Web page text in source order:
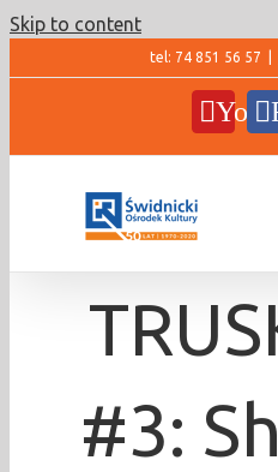
Skip to content
tel: 74 851 56 57
#3: